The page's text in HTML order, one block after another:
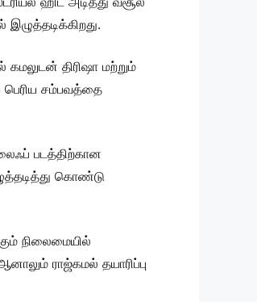
திரிஷா மற்றும்
பெரிய சம்பவத்தை
படத்திற்கான
கொண்டு
நிலைமையில்
ராஜ்கமல் தயாரிப்பு